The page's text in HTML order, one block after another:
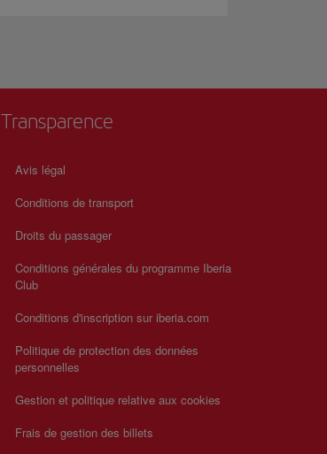
Transparence
Avis légal
Conditions de transport
Droits du passager
Conditions générales du programme Iberia
Club
Conditions d'inscription sur iberia.com
Politique de protection des données
personnelles
Gestion et politique relative aux cookies
Frais de gestion des billets